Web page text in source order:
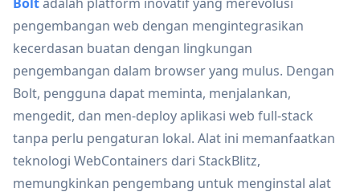
pengembangan web dengan mengintegrasikan
kecerdasan buatan dengan lingkungan
pengembangan dalam browser yang mulus. Dengan
Bolt, pengguna dapat meminta, menjalankan,
mengedit, dan men-deploy aplikasi web full-stack
tanpa perlu pengaturan lokal. Alat ini memanfaatkan
teknologi WebContainers dari StackBlitz,
memungkinkan pengembang untuk menginstal alat